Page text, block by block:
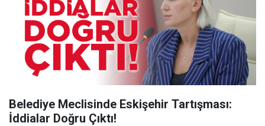
Belediye Meclisinde Eskişehir Tartışması:
İddialar Doğru Çıktı!